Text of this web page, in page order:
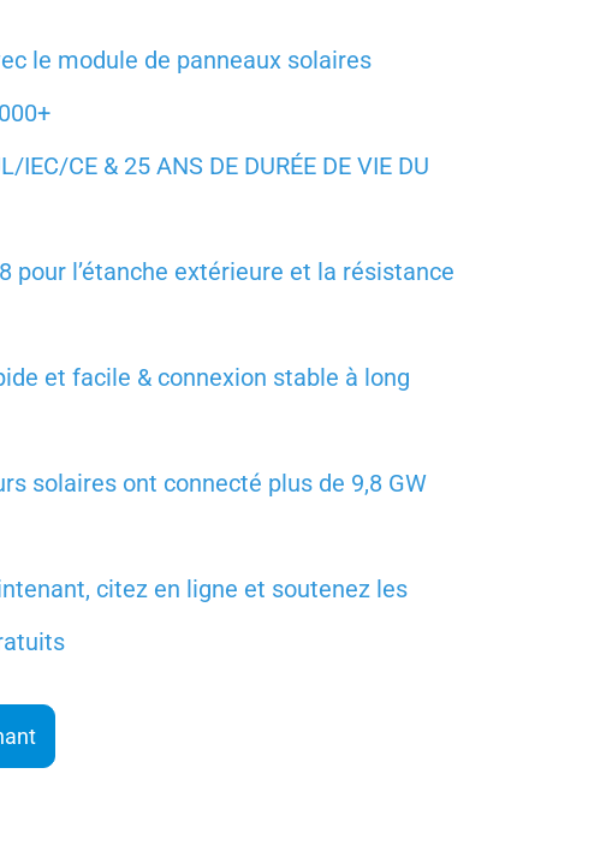
le module de panneaux solaires
IEC/CE & 25 ANS DE DURÉE DE VIE DU
pour l’étanche extérieure et la résistance
et facile & connexion stable à long
solaires ont connecté plus de 9,8 GW
citez en ligne et soutenez les